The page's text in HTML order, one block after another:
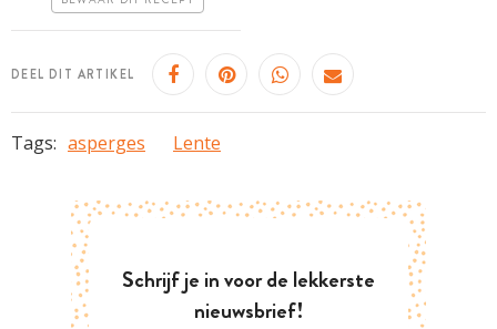
DEEL DIT ARTIKEL
Tags: asperges Lente
Schrijf je in voor de lekkerste
nieuwsbrief!